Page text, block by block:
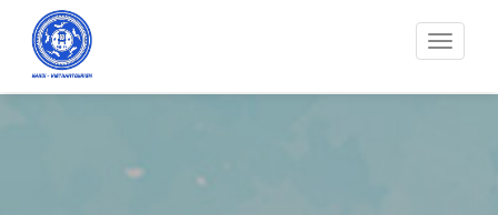
Toggle